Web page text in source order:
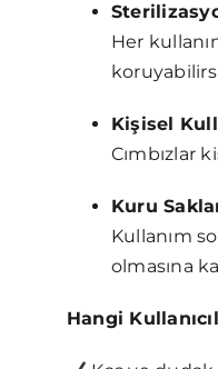
Her
Kişisel
Cımbızlar
Kuru
Kullanım
olmasına
Hangi